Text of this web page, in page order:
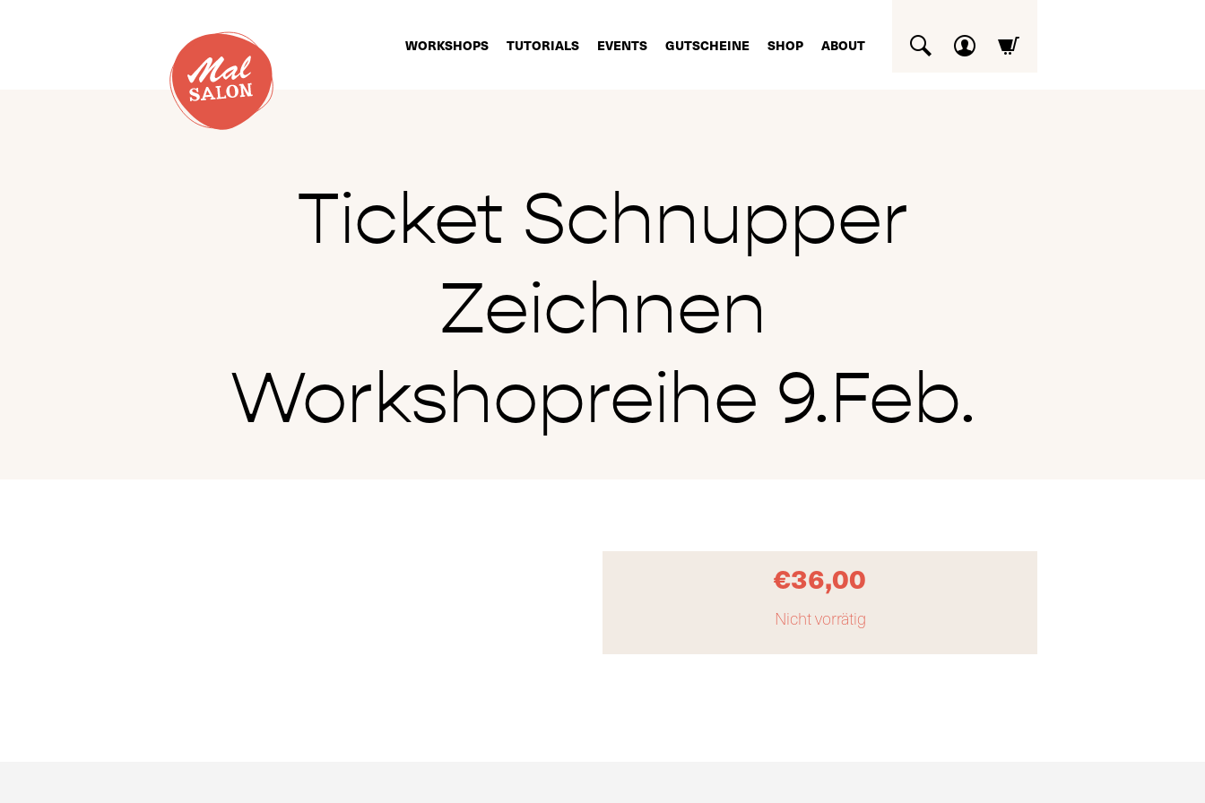
WORKSHOPS TUTORIALS EVENTS GUTSCHEINE SHOP ABOUT
Ticket Schnupper
Zeichnen
Workshopreihe 9.Feb.
€36,00
Nicht vorrätig